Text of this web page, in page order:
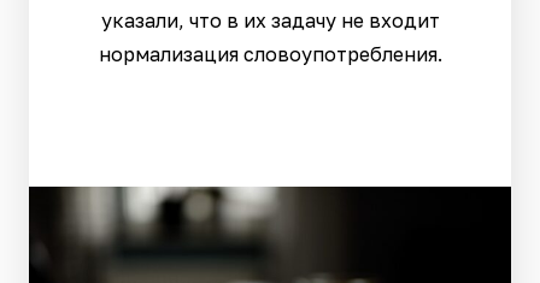
указали, что в их задачу не входит
нормализация словоупотребления.